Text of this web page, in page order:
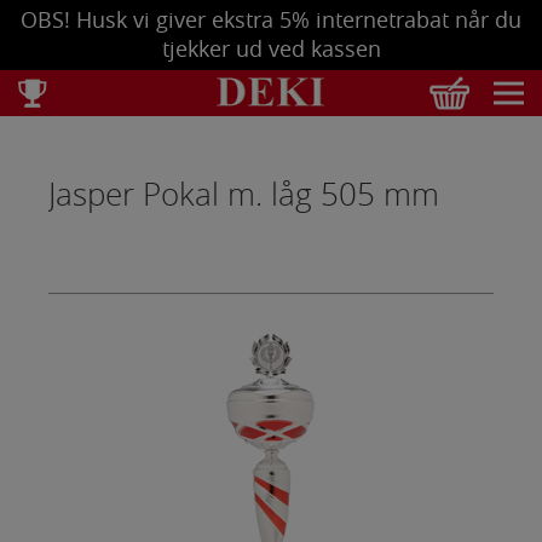
OBS! Husk vi giver ekstra 5% internetrabat når du
tjekker ud ved kassen
Se bestilling
Tøm kurv
Jasper Pokal m. låg 505 mm